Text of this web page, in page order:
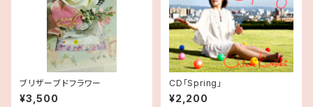
ブリザーブドフラワー
¥3,500
CD「Spring」
¥2,200